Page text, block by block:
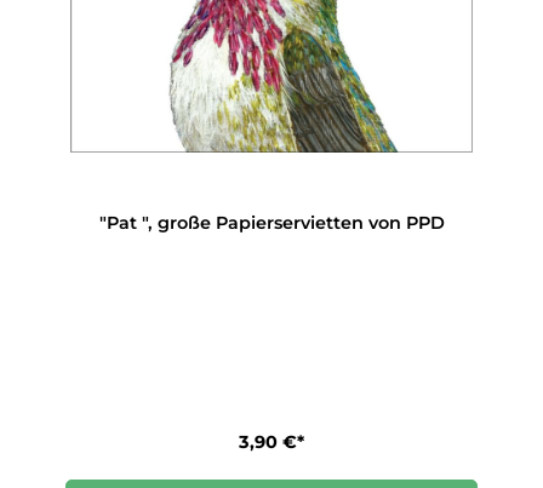
"Pat ", große Papierservietten von PPD
3,90 €*